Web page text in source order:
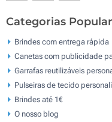
Categorias
Brindes com entrega rápida
Canetas com publicidade
Garrafas reutilizáveis
Pulseiras de tecido
Brindes até 1€
O nosso blog